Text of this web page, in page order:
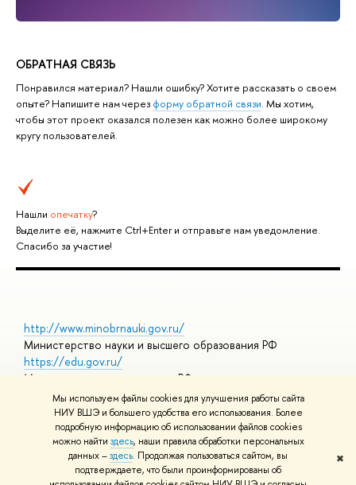
Мы используем файлы cookies для улучшения работы сайта
НИУ ВШЭ и большего удобства его использования. Более
подробную информацию об использовании файлов cookies
можно найти здесь, наши правила обработки персональных
данных –здесь. Продолжая пользоваться сайтом, вы
подтверждаете, что были проинформированы об
✖
ОБРАТНАЯ СВЯЗЬ
Понравился материал? Нашли ошибку? Хотите рассказать о своем
опыте? Напишите нам через форму обратной связи. Мы хотим,
чтобы этот проект оказался полезен как можно более широкому
кругу пользователей.
Нашли опечатку?
Выделите её, нажмите Ctrl+Enter и отправьте нам уведомление.
Спасибо за участие!
http://www.minobrnauki.gov.ru/
Министерство науки и высшего образования РФ
https://edu.gov.ru/
Министерство просвещения РФ
https://elearning.hse.ru/mooc
Массовые открытые онлайн-курсы
© НИУ ВШЭ 1993–2026 Адреса и контактыУсловия
использования материалов Политика конфиденциальности